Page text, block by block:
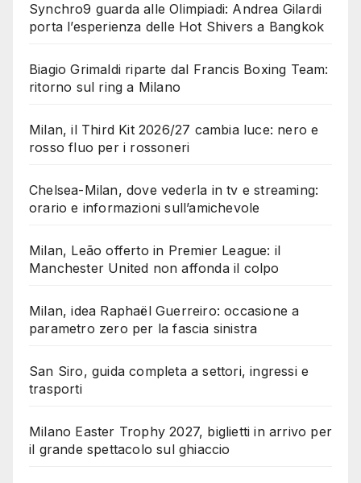
Synchro9 guarda alle Olimpiadi: Andrea Gilardi
porta l’esperienza delle Hot Shivers a Bangkok
Biagio Grimaldi riparte dal Francis Boxing Team:
ritorno sul ring a Milano
Milan, il Third Kit 2026/27 cambia luce: nero e
rosso fluo per i rossoneri
Chelsea-Milan, dove vederla in tv e streaming:
orario e informazioni sull’amichevole
Milan, Leão offerto in Premier League: il
Manchester United non affonda il colpo
Milan, idea Raphaël Guerreiro: occasione a
parametro zero per la fascia sinistra
San Siro, guida completa a settori, ingressi e
trasporti
Milano Easter Trophy 2027, biglietti in arrivo per
il grande spettacolo sul ghiaccio